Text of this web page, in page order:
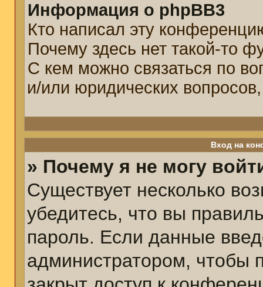
Информация о phpBB3
Кто написал эту
Почему здесь нет такой-то
С кем можно связаться по
и/или юридических
Вход на
» Почему я не могу
Существует несколько
убедитесь, что вы
пароль. Если данные
администратором, чтобы